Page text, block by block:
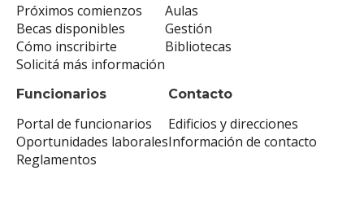
Próximos comienzos
Becas disponibles
Cómo inscribirte
Solicitá más información
Aulas
Gestión
Bibliotecas
Funcionarios
Portal de funcionarios
Oportunidades laborales
Reglamentos
Contacto
Edificios y direcciones
Información de contacto